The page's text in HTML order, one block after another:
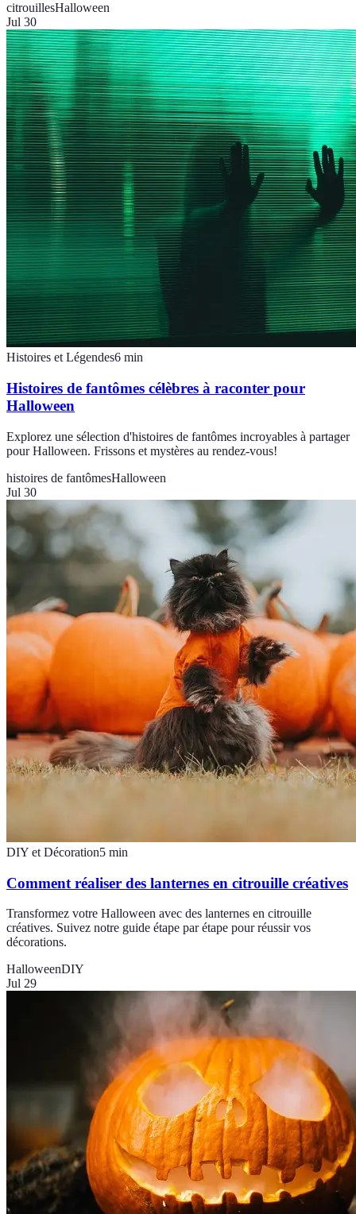
citrouillesHalloween
Jul 30
Histoires et Légendes6 min
Histoires de fantômes célèbres à raconter pour
Halloween
Explorez une sélection d'histoires de fantômes incroyables à partager
pour Halloween. Frissons et mystères au rendez-vous!
histoires de fantômesHalloween
Jul 30
DIY et Décoration5 min
Comment réaliser des lanternes en citrouille créatives
Transformez votre Halloween avec des lanternes en citrouille
créatives. Suivez notre guide étape par étape pour réussir vos
décorations.
HalloweenDIY
Jul 29